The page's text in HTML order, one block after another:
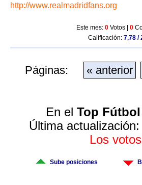
http://www.realmadridfans.org
Este mes: 0 Votos | 0
Calificación: 7,78 /
Páginas: « anterior
En el Top Fútbol
Última
Los
Sube posiciones